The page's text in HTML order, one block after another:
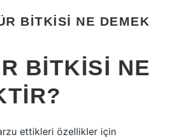
BITKISI NE DEMEK
BITKISI NE
ettikleri özellikler için